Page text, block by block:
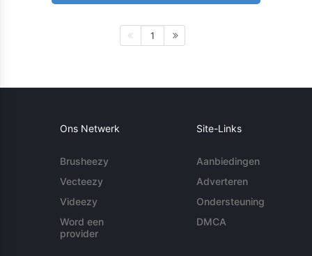
1
Ons Netwerk
Brusheezy
Vecteezy
Videezy
Word een
provider
Site-Links
Aanbiedingen
Adverteren
Ondersteuning
DMCA